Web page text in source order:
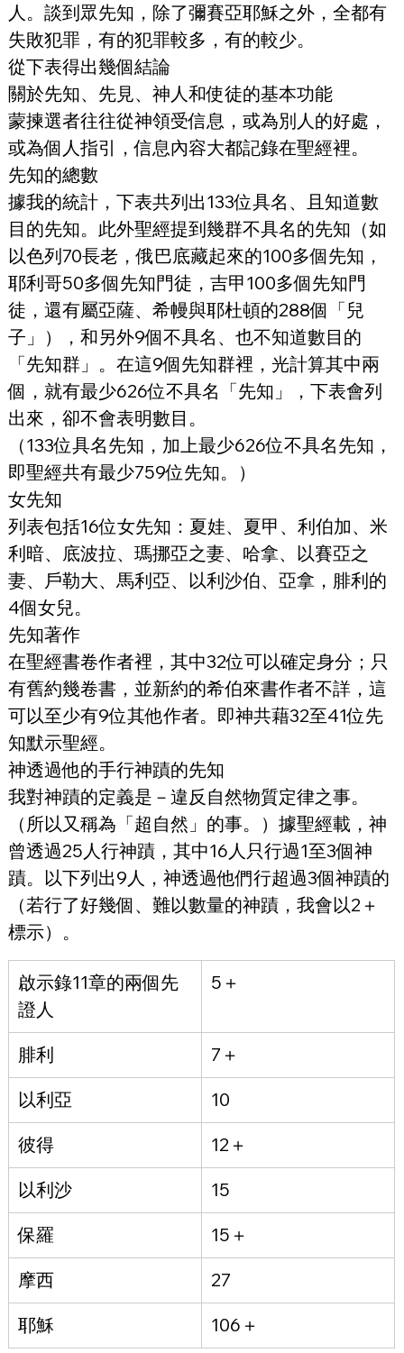
人。談到眾先知，除了彌賽亞耶穌之外，全都有
失敗犯罪，有的犯罪較多，有的較少。
從下表得出幾個結論
關於先知、先見、神人和使徒的基本功能
蒙揀選者往往從神領受信息，或為別人的好處，
或為個人指引，信息內容大都記錄在聖經裡。
先知的總數
據我的統計，下表共列出133位具名、且知道數
目的先知。此外聖經提到幾群不具名的先知（如
以色列70長老，俄巴底藏起來的100多個先知，
耶利哥50多個先知門徒，吉甲100多個先知門
徒，還有屬亞薩、希幔與耶杜頓的288個「兒
子」），和另外9個不具名、也不知道數目的
「先知群」。在這9個先知群裡，光計算其中兩
個，就有最少626位不具名「先知」，下表會列
出來，卻不會表明數目。
（133位具名先知，加上最少626位不具名先知，
即聖經共有最少759位先知。）
女先知
列表包括16位女先知：夏娃、夏甲、利伯加、米
利暗、底波拉、瑪挪亞之妻、哈拿、以賽亞之
妻、戶勒大、馬利亞、以利沙伯、亞拿，腓利的
4個女兒。
先知著作
在聖經書卷作者裡，其中32位可以確定身分；只
有舊約幾卷書，並新約的希伯來書作者不詳，這
可以至少有9位其他作者。即神共藉32至41位先
知默示聖經。
神透過他的手行神蹟的先知
我對神蹟的定義是－違反自然物質定律之事。
（所以又稱為「超自然」的事。）據聖經載，神
曾透過25人行神蹟，其中16人只行過1至3個神
蹟。以下列出9人，神透過他們行超過3個神蹟的
（若行了好幾個、難以數量的神蹟，我會以2＋
標示）。
啟示錄11章的兩個先
證人
5＋
腓利
7＋
以利亞
10
彼得
12＋
以利沙
15
保羅
15＋
摩西
27
耶穌
106＋